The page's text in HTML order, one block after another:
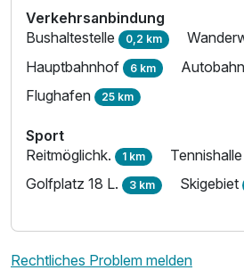
Verkehrsanbindung
Bushaltestelle 0,2 km
Hauptbahnhof 6 km Autobahn
Flughafen 25 km
Sport
Reitmöglichk. 1 km Tennishalle
Golfplatz 18 L. 3 km Skigebiet
Rechtliches Problem melden